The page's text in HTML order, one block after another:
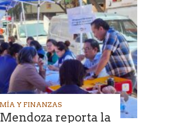
Y FINANZAS
reporta la